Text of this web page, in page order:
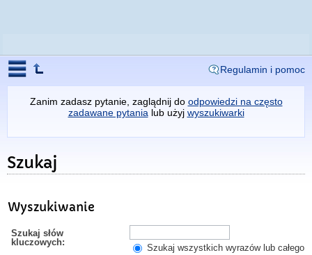
Regulamin i pomoc
Zanim zadasz pytanie, zaglądnij do odpowiedzi na często
zadawane pytania lub użyj wyszukiwarki
Szukaj
Wyszukiwanie
Szukaj słów
kluczowych:
Szukaj wszystkich wyrazów lub całego